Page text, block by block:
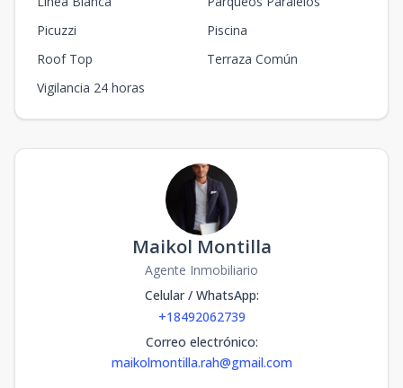
Picuzzi
Piscina
Roof Top
Terraza Común
Vigilancia 24 horas
Maikol Montilla
Agente Inmobiliario
Celular / WhatsApp:
+18492062739
Correo electrónico:
maikolmontilla.rah@gmail.com